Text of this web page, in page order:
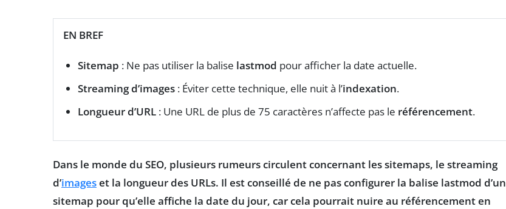
EN BREF
Sitemap : Ne pas utiliser la balise lastmod pour afficher la date actuelle.
Streaming d’images : Éviter cette technique, elle nuit à l’indexation.
Longueur d’URL : Une URL de plus de 75 caractères n’affecte pas le référencement.
Dans le monde du SEO, plusieurs rumeurs circulent concernant les sitemaps, le streaming
d’imageset la longueur des URLs. Il est conseillé de ne pas configurer la balise lastmod d’un
sitemap pour qu’elle affiche la date du jour, car cela pourrait nuire au référencement en